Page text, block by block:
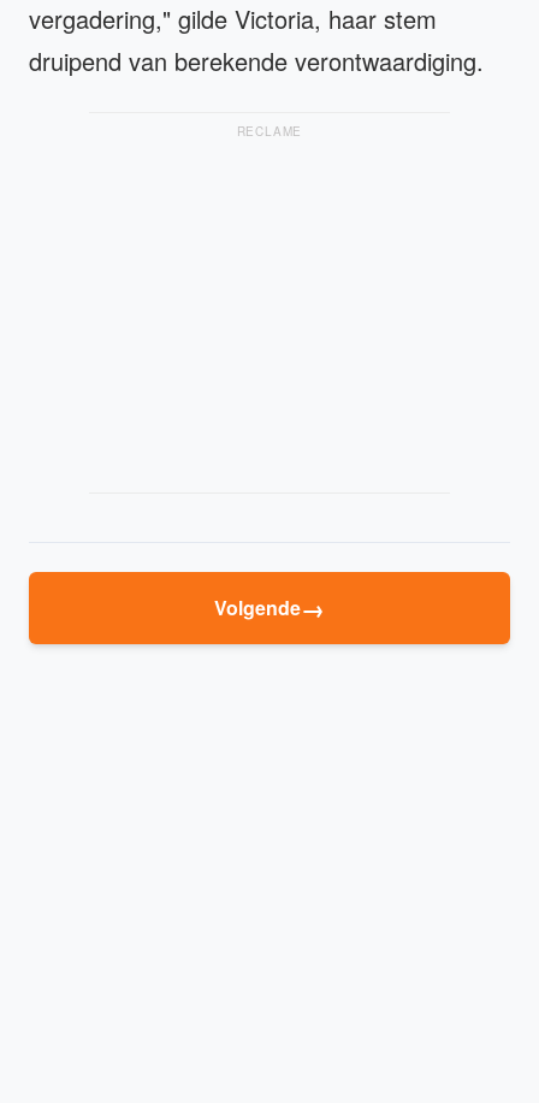
vergadering," gilde Victoria, haar stem
druipend van berekende verontwaardiging.
RECLAME
Volgende→